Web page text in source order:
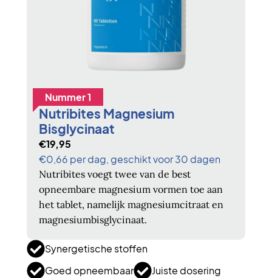
Nummer 1
Nutribites Magnesium
Bisglycinaat
€19,95
€0,66 per dag, geschikt voor 30 dagen
Nutribites voegt twee van de best
opneembare magnesium vormen toe aan
het tablet, namelijk magnesiumcitraat en
magnesiumbisglycinaat.
Synergetische stoffen
Goed opneembaar
Juiste dosering